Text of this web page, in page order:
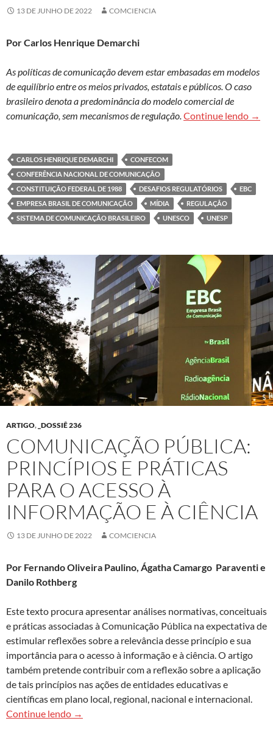
13 DE JUNHO DE 2022 COMCIENCIA
Por Carlos Henrique Demarchi
As políticas de comunicação devem estar embasadas em modelos
de equilíbrio entre os meios privados, estatais e públicos. O caso
brasileiro denota a predominância do modelo comercial de
comunicação, sem mecanismos de regulação. Continue lendo O
→
CARLOS HENRIQUE DEMARCHI
CONFECOM
CONFERÊNCIA NACIONAL DE COMUNICAÇÃO
CONSTITUIÇÃO FEDERAL DE 1988
DESAFIOS REGULATÓRIOS
EBC
EMPRESA BRASIL DE COMUNICAÇÃO
MÍDIA
REGULAÇÃO
SISTEMA DE COMUNICAÇÃO BRASILEIRO
UNESCO UNESP
ARTIGO, _DOSSIÊ 236
COMUNICAÇÃO PÚBLICA:
PRINCÍPIOS E PRÁTICAS
PARA O ACESSO À
INFORMAÇÃO E À CIÊNCIA
13 DE JUNHO DE 2022 COMCIENCIA
Por Fernando Oliveira Paulino, Ágatha Camargo Paraventi e
Danilo Rothberg
Este texto procura apresentar análises normativas, conceituais
e práticas associadas à Comunicação Pública na expectativa de
estimular reflexões sobre a relevância desse princípio e sua
importância para o acesso à informação e à ciência. O artigo
também pretende contribuir com a reflexão sobre a aplicação
de tais princípios nas ações de entidades educativas e
científicas em plano local, regional, nacional e internacional.
Continue lendo
Comunicação pública: princípios e práticas
→